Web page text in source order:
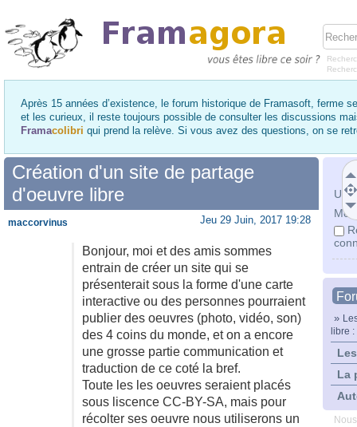
Après 15 années d’existence, le forum historique de Framasoft, ferme
et les curieux, il reste toujours possible de consulter les discussions
Framacolibri qui prend la relève. Si vous avez des questions, on se
Mot
»
libre :
La
Création d'un site de partage
d'oeuvre libre
Jeu 29 Juin, 2017 19:28
Bonjour, moi et des amis sommes
entrain de créer un site qui se
présenterait sous la forme d'une carte
interactive ou des personnes pourraient
publier des oeuvres (photo, vidéo, son)
des 4 coins du monde, et on a encore
une grosse partie communication et
traduction de ce coté la bref.
Toute les les oeuvres seraient placés
sous liscence CC-BY-SA, mais pour
récolter ses oeuvre nous utiliserons un
maccorvinus